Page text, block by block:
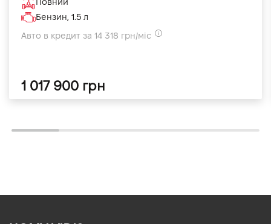
Бензин, 1.5 л
Авто в кредит за 14 318 грн/міс
1 017 900 грн